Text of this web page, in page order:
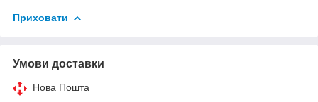
Приховати
Умови доставки
Нова Пошта